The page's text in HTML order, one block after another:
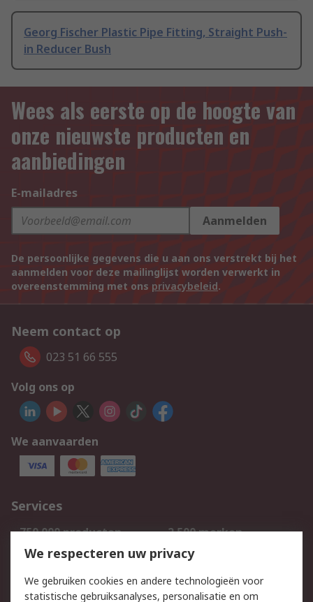
Georg Fischer Plastic Pipe Fitting, Straight Push-
in Reducer Bush
Wees als eerste op de hoogte van
onze nieuwste producten en
aanbiedingen
E-mailadres
Aanmelden
De persoonlijke gegevens die u aan ons verstrekt bij het
aanmelden voor deze mailinglijst worden verwerkt in
overeenstemming met ons privacybeleid.
Neem contact op
023 51 66 555
Volg ons op
We aanvaarden
Services
750.000 producten
2.500 merken
Bestellen
Inkoopoplossingen
Track & Trace
We respecteren uw privacy
We gebruiken cookies en andere technologieën voor
statistische gebruiksanalyses, personalisatie en om